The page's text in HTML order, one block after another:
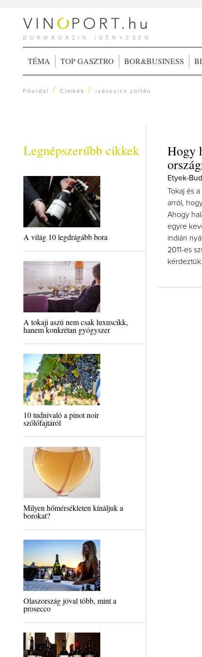
BORMAGAZIN IGÉNYESEN
TÉMA TOP GASZTRO BOR&BUSINESS
Főoldal /Címkék / iváncsics zoltán
Legnépszerűbb cikkek
A világ 10 legdrágább bora
A tokaji aszú nem csak luxuscikk,
hanem konkrétan gyógyszer
10 tudnivaló a pinot noir
szőlőfajtáról
Milyen hőmérsékleten kínáljuk a
borokat?
Olaszország jóval több, mint a
prosecco
Hogy
Etyek-
Tokaj és
arról,
Ahogy
egyre
indián
2011-es
kérdeztük.